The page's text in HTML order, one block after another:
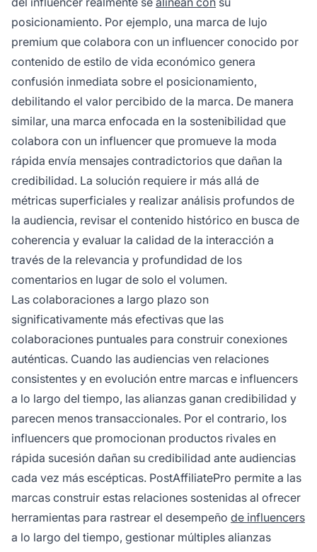
posicionamiento. Por ejemplo, una marca de lujo
premium que colabora con un influencer conocido por
contenido de estilo de vida económico genera
confusión inmediata sobre el posicionamiento,
debilitando el valor percibido de la marca. De manera
similar, una marca enfocada en la sostenibilidad que
colabora con un influencer que promueve la moda
rápida envía mensajes contradictorios que dañan la
credibilidad. La solución requiere ir más allá de
métricas superficiales y realizar análisis profundos de
la audiencia, revisar el contenido histórico en busca de
coherencia y evaluar la calidad de la interacción a
través de la relevancia y profundidad de los
comentarios en lugar de solo el volumen.
Las colaboraciones a largo plazo son
significativamente más efectivas que las
colaboraciones puntuales para construir conexiones
auténticas. Cuando las audiencias ven relaciones
consistentes y en evolución entre marcas e influencers
a lo largo del tiempo, las alianzas ganan credibilidad y
parecen menos transaccionales. Por el contrario, los
influencers que promocionan productos rivales en
rápida sucesión dañan su credibilidad ante audiencias
cada vez más escépticas. PostAffiliatePro permite a las
marcas construir estas relaciones sostenidas al ofrecer
herramientas para rastrear el desempeño de influencers
a lo largo del tiempo, gestionar múltiples alianzas